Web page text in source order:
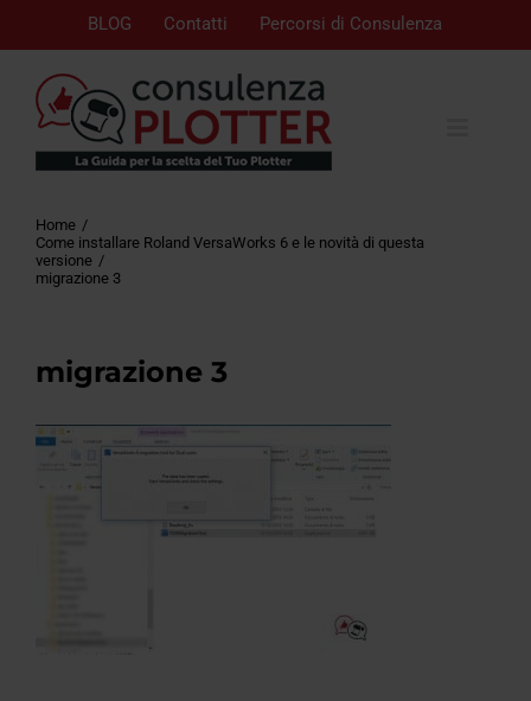
BLOG Contatti Percorsi di Consulenza
Home
Come installare Roland VersaWorks 6 e le novità di questa
versione
migrazione 3
migrazione 3